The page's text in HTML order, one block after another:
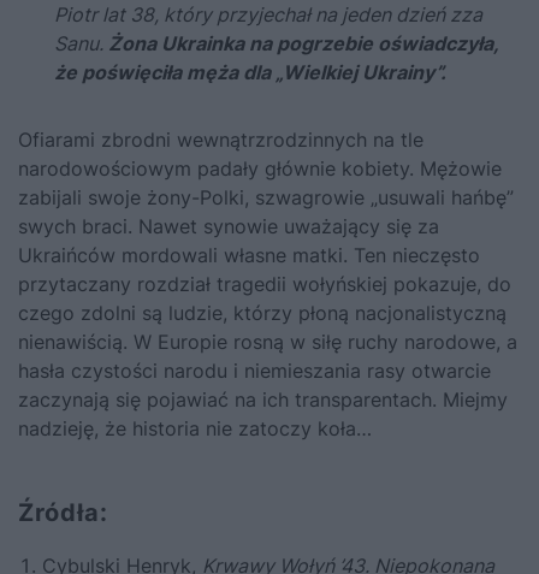
Piotr lat 38, który przyjechał na jeden dzień zza
Sanu. Żona Ukrainka na pogrzebie oświadczyła,
że poświęciła męża dla „Wielkiej Ukrainy”.
Ofiarami zbrodni wewnątrzrodzinnych na tle
narodowościowym padały głównie kobiety. Mężowie
zabijali swoje żony-Polki, szwagrowie „usuwali hańbę”
swych braci. Nawet synowie uważający się za
Ukraińców mordowali własne matki. Ten nieczęsto
przytaczany rozdział tragedii wołyńskiej pokazuje, do
czego zdolni są ludzie, którzy płoną nacjonalistyczną
nienawiścią. W Europie rosną w siłę ruchy narodowe, a
hasła czystości narodu i niemieszania rasy otwarcie
zaczynają się pojawiać na ich transparentach. Miejmy
nadzieję, że historia nie zatoczy koła…
Źródła:
Cybulski Henryk, Krwawy Wołyń ’43. Niepokonana